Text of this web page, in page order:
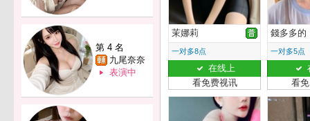
第 4 名
九尾奈奈
表演中
茉娜莉
一对多8点
在线上
看免费视讯
錢多多的
一对多5点
看